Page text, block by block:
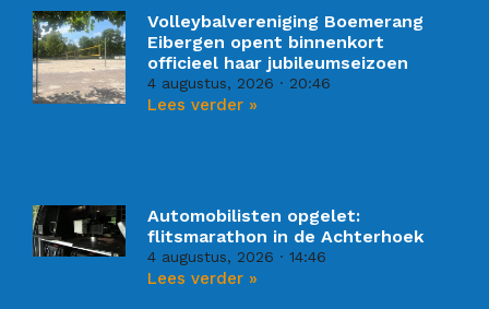
Volleybalvereniging Boemerang
Eibergen opent binnenkort
officieel haar jubileumseizoen
4 augustus, 2026 20:46
Lees verder »
Automobilisten opgelet:
flitsmarathon in de Achterhoek
4 augustus, 2026 14:46
Lees verder »